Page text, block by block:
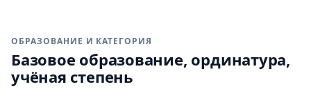
ОБРАЗОВАНИЕ И КАТЕГОРИЯ
Базовое образование, ординатура,
учёная степень